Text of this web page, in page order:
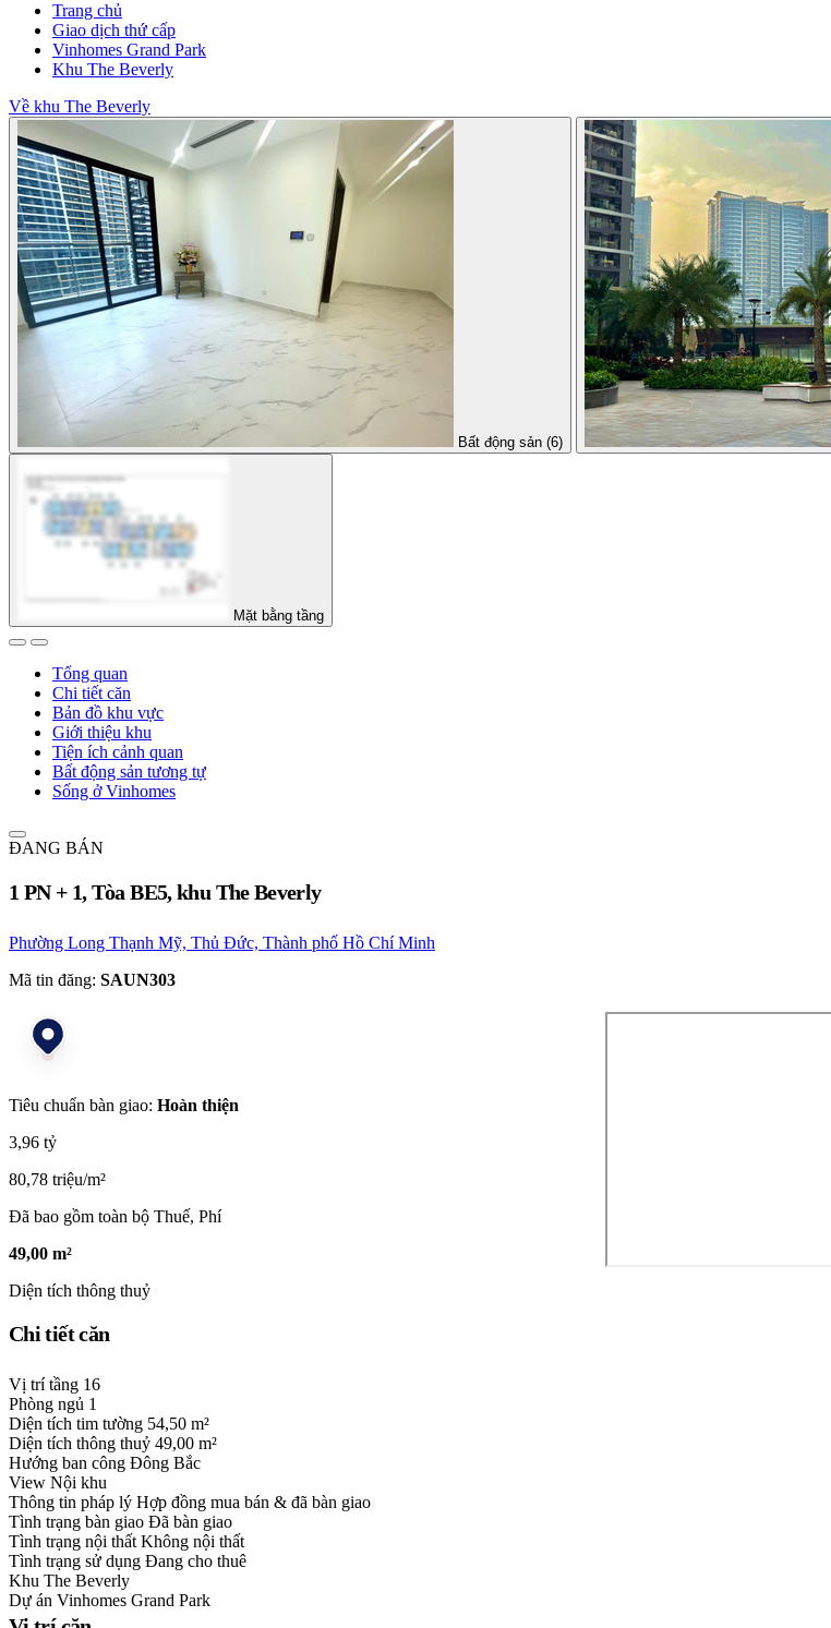
Trang chủ
Giao dịch thứ cấp
Vinhomes Grand Park
Khu The Beverly
Về khu The Beverly
Bất động sản (6)
Mặt bằng tầng
Tổng quan
Chi tiết căn
Bản đồ khu vực
Giới thiệu khu
Tiện ích cảnh quan
Bất động sản tương tự
Sống ở Vinhomes
ĐANG BÁN
1 PN + 1, Tòa BE5, khu The Beverly
Phường Long Thạnh Mỹ, Thủ Đức, Thành phố Hồ Chí Minh
Mã tin đăng: SAUN303
Tiêu chuẩn bàn giao: Hoàn thiện
3,96 tỷ
80,78 triệu/m²
Đã bao gồm toàn bộ Thuế, Phí
49,00 m²
Diện tích thông thuỷ
Chi tiết căn
Vị trí tầng 16
Phòng ngủ 1
Diện tích tim tường 54,50 m²
Diện tích thông thuỷ 49,00 m²
Hướng ban công Đông Bắc
View Nội khu
Thông tin pháp lý Hợp đồng mua bán & đã bàn giao
Tình trạng bàn giao Đã bàn giao
Tình trạng nội thất Không nội thất
Tình trạng sử dụng Đang cho thuê
Khu The Beverly
Dự án Vinhomes Grand Park